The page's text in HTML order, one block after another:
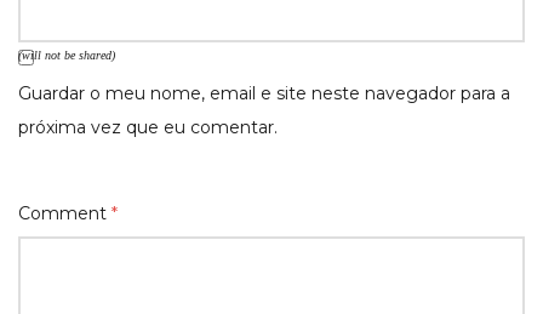
(will not be shared)
Guardar o meu nome, email e site neste navegador para a
próxima vez que eu comentar.
Comment *